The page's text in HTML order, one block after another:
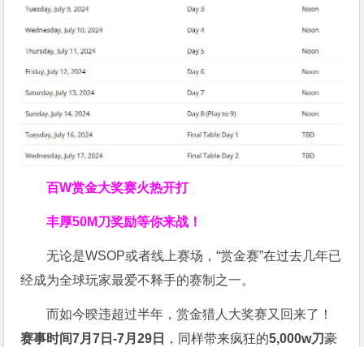
百W赏金大奖赛火热开打
丰厚50M刀奖励等你来战！
无论是WSOP或者线上赛场，“赏金赛”在过去几年已
经成为全球玩家最爱不释手的赛制之一。
而如今暌违超过半年，赏金猎人大奖赛又回来了！
赛事时间7月7日-7月29日
，同样带来疯狂的5,000w刀豪